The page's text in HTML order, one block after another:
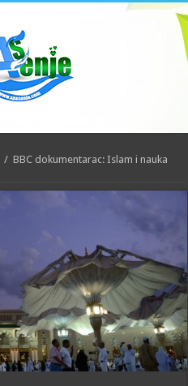
/ BBC dokumentarac: Islam i nauka